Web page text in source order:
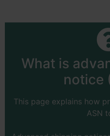
What is
notice
This page explains how
ASN